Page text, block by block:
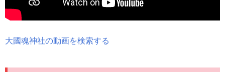
大國魂神社の動画を検索する